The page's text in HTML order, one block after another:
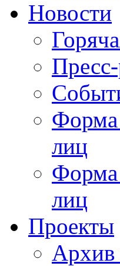
Новости
Форма
лиц
Форма
лиц
Проекты
Архив